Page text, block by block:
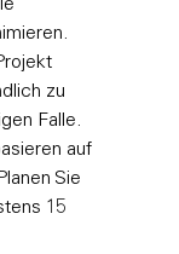
zu
Falle.
auf
Sie
15